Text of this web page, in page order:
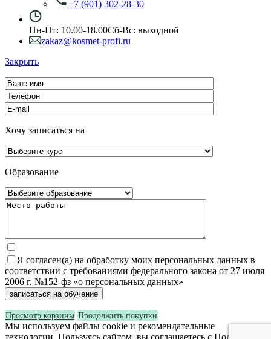
+7 (901) 302-28-30
Пн-Пт: 10.00-18.00Сб-Вс: выходной
zakaz@kosmet-profi.ru
Закрыть
Хочу записаться на
Образование
Я согласен(а) на обработку моих персональных данных в
соответствии с требованиями федерального закона от 27 июля
2006 г. №152-фз «о персональных данных»
Просмотр корзины Продолжить покупки
Мы используем файлы cookie и рекомендательные
технологии. Пользуясь сайтом, вы соглашаетесь с Политикой